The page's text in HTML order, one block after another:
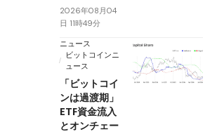
2026年08月04
日 11時49分
ニュース
ビットコインニ
ュース
「ビットコイ
ンは過渡期」
ETF資金流入
とオンチェー